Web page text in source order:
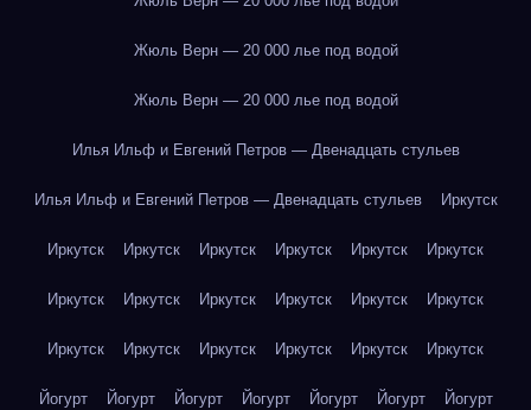
Жюль Верн — 20 000 лье под водой
Жюль Верн — 20 000 лье под водой
Илья Ильф и Евгений Петров — Двенадцать стульев
Илья Ильф и Евгений Петров — Двенадцать стульев Иркутск
Иркутск Иркутск Иркутск Иркутск Иркутск Иркутск
Иркутск Иркутск Иркутск Иркутск Иркутск Иркутск
Иркутск Иркутск Иркутск Иркутск Иркутск Иркутск
Йогурт Йогурт Йогурт Йогурт Йогурт Йогурт Йогурт